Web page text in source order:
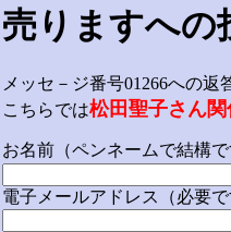
売りますへの
メッセ－ジ番号01266への返
こちらでは松田聖子さん
お名前（ペンネームで結構で
電子メールアドレス（必要で